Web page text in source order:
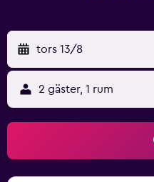
tors 13/8
2 gäster, 1 rum